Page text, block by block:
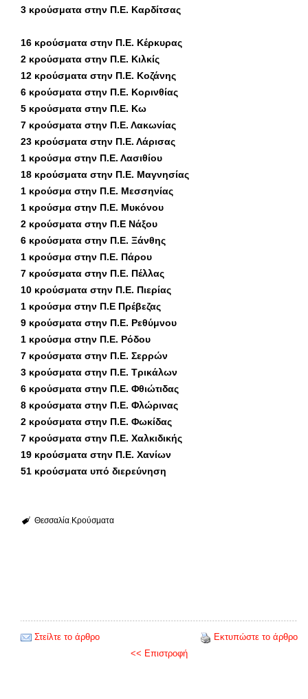
3 κρούσματα στην Π.Ε. Καρδίτσας
16 κρούσματα στην Π.Ε. Κέρκυρας
2 κρούσματα στην Π.Ε. Κιλκίς
12 κρούσματα στην Π.Ε. Κοζάνης
6 κρούσματα στην Π.Ε. Κορινθίας
5 κρούσματα στην Π.Ε. Κω
7 κρούσματα στην Π.Ε. Λακωνίας
23 κρούσματα στην Π.Ε. Λάρισας
1 κρούσμα στην Π.Ε. Λασιθίου
18 κρούσματα στην Π.Ε. Μαγνησίας
1 κρούσμα στην Π.Ε. Μεσσηνίας
1 κρούσμα στην Π.Ε. Μυκόνου
2 κρούσματα στην Π.Ε Νάξου
6 κρούσματα στην Π.Ε. Ξάνθης
1 κρούσμα στην Π.Ε. Πάρου
7 κρούσματα στην Π.Ε. Πέλλας
10 κρούσματα στην Π.Ε. Πιερίας
1 κρούσμα στην Π.Ε Πρέβεζας
9 κρούσματα στην Π.Ε. Ρεθύμνου
1 κρούσμα στην Π.Ε. Ρόδου
7 κρούσματα στην Π.Ε. Σερρών
3 κρούσματα στην Π.Ε. Τρικάλων
6 κρούσματα στην Π.Ε. Φθιώτιδας
8 κρούσματα στην Π.Ε. Φλώρινας
2 κρούσματα στην Π.Ε. Φωκίδας
7 κρούσματα στην Π.Ε. Χαλκιδικής
19 κρούσματα στην Π.Ε. Χανίων
51 κρούσματα υπό διερεύνηση
Θεσσαλία Κρούσματα
Στείλτε το άρθρο
Εκτυπώστε το άρθρο
<< Επιστροφή